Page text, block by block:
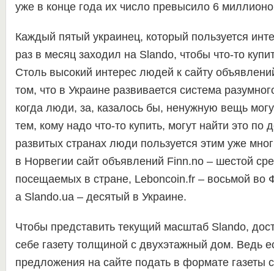
уже в конце года их число превысило 6
Каждый пятый украинец, который пользуется
раз в месяц заходил на Slando, чтобы что-то
Столь высокий интерес людей к сайту
том, что в Украине развивается система
когда люди, за, казалось бы, ненужную вещь
тем, кому надо что-то купить, могут найти это по
развитых странах люди пользуется этим уже
в Норвегии сайт объявлений Finn.no – шестой
посещаемых в стране, Leboncoin.fr – восьмой во
а Slando.ua – десятый в Украине.
Чтобы представить текущий масштаб Slando,
себе газету толщиной с двухэтажный дом. Ведь
предложения на сайте подать в формате газеты